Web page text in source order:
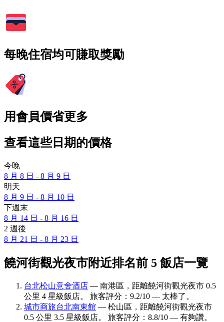
每晚住宿均可賺取獎勵
用會員價省更多
查看這些日期的價格
今晚
8 月 8 日 - 8 月 9 日
明天
8 月 9 日 - 8 月 10 日
下週末
8 月 14 日 - 8 月 16 日
2 週後
8 月 21 日 - 8 月 23 日
饒河街觀光夜市附近排名前 5 飯店一覽
台北松山意舍酒店 — 南港區，距離饒河街觀光夜市 0.5
公里 4 星級飯店。 旅客評分：9.2/10 — 太棒了。
城市商旅台北南東館 — 松山區，距離饒河街觀光夜市
0.5 公里 3.5 星級飯店。 旅客評分：8.8/10 — 有夠讚。